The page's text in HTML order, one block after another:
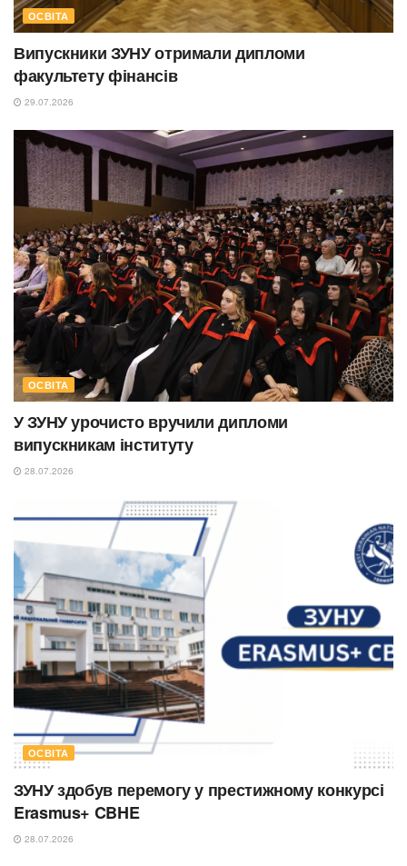
ОСВІТА
Випускники ЗУНУ отримали дипломи
факультету фінансів
29.07.2026
ОСВІТА
У ЗУНУ урочисто вручили дипломи
випускникам інституту
28.07.2026
ОСВІТА
ЗУНУ здобув перемогу у престижному конкурсі
Erasmus+ CBHE
28.07.2026